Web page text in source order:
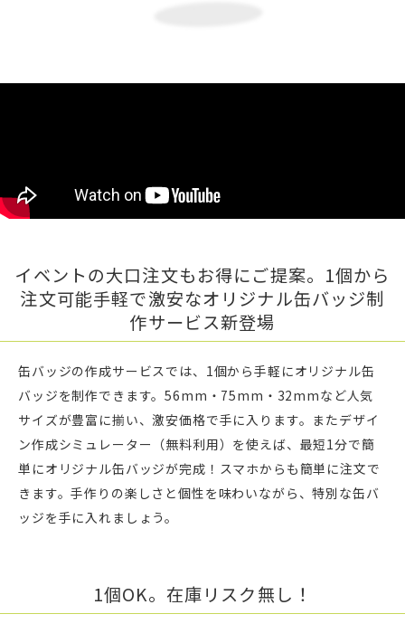
イベントの大口注文もお得にご提案。1個から
注文可能手軽で激安なオリジナル缶バッジ制
作サービス新登場
缶バッジの作成サービスでは、1個から手軽にオリジナル缶
バッジを制作できます。56mm・75mm・32mmなど人気
サイズが豊富に揃い、激安価格で手に入ります。またデザイ
ン作成シミュレーター（無料利用）を使えば、最短1分で簡
単にオリジナル缶バッジが完成！スマホからも簡単に注文で
きます。手作りの楽しさと個性を味わいながら、特別な缶バ
ッジを手に入れましょう。
1個OK。在庫リスク無し！